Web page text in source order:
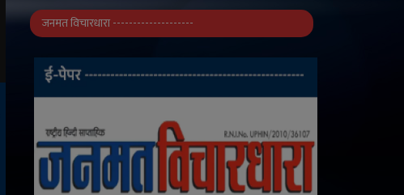
जनमत विचारधारा --------------------